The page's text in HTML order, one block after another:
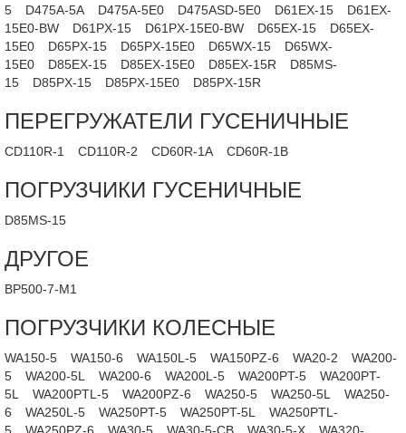
5
D475A-5A D475A-5E0 D475ASD-5E0 D61EX-15
D61EX-
15E0-BW
D61PX-15 D61PX-15E0-BW D65EX-15
D65EX-
15E0
D65PX-15 D65PX-15E0 D65WX-15
D65WX-
15E0
D85EX-15 D85EX-15E0 D85EX-15R
D85MS-
15
D85PX-15 D85PX-15E0 D85PX-15R
ПЕРЕГРУЖАТЕЛИ ГУСЕНИЧНЫЕ
CD110R-1 CD110R-2 CD60R-1A CD60R-1B
ПОГРУЗЧИКИ ГУСЕНИЧНЫЕ
D85MS-15
ДРУГОЕ
BP500-7-M1
ПОГРУЗЧИКИ КОЛЕСНЫЕ
WA150-5 WA150-6 WA150L-5 WA150PZ-6 WA20-2
WA200-
5
WA200-5L WA200-6 WA200L-5 WA200PT-5
WA200PT-
5L
WA200PTL-5 WA200PZ-6 WA250-5 WA250-5L
WA250-
6
WA250L-5 WA250PT-5 WA250PT-5L
WA250PTL-